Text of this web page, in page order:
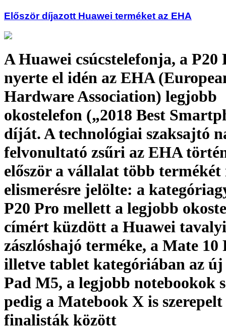
Először díjazott Huawei terméket az EHA
A Huawei csúcstelefonja, a P20
nyerte el idén az EHA
Hardware Association) legjobb
okostelefon („2018 Best
díját. A technológiai szaksajtó
felvonultató zsűri az EHA
először a vállalat több termékét
elismerésre jelölte: a
P20 Pro mellett a legjobb
címért küzdött a Huawei tavalyi
zászlóshajó terméke, a Mate 10
illetve tablet kategóriában az
Pad M5, a legjobb notebookok
pedig a Matebook X is szerepelt
finalisták között